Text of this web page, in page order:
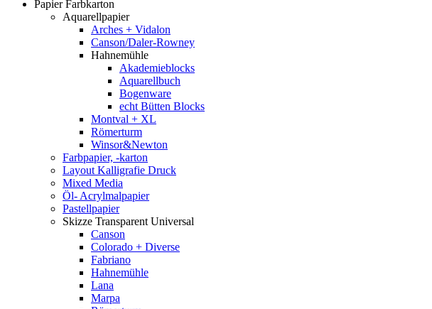
Papier Farbkarton
Aquarellpapier
Arches + Vidalon
Canson/Daler-Rowney
Hahnemühle
Akademieblocks
Aquarellbuch
Bogenware
echt Bütten Blocks
Montval + XL
Römerturm
Winsor&Newton
Farbpapier, -karton
Layout Kalligrafie Druck
Mixed Media
Öl- Acrylmalpapier
Pastellpapier
Skizze Transparent Universal
Canson
Colorado + Diverse
Fabriano
Hahnemühle
Lana
Marpa